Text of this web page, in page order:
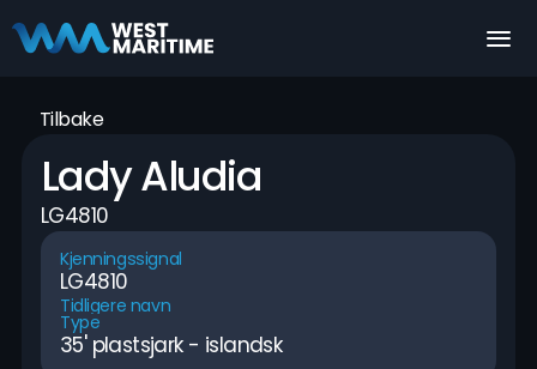
Tilbake
Lady Aludia
LG4810
Kjenningssignal
LG4810
Tidligere navn
Type
35' plastsjark - islandsk